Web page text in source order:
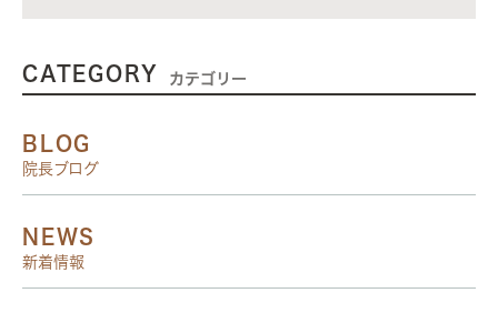
CATEGORY カテゴリー
BLOG
院長ブログ
NEWS
新着情報